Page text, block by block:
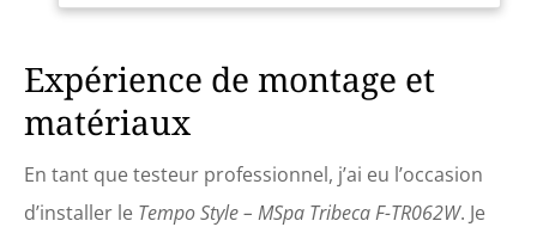
Expérience de montage et
matériaux
En tant que testeur professionnel, j’ai eu l’occasion
d’installer le Tempo Style – MSpa Tribeca F-TR062W. Je